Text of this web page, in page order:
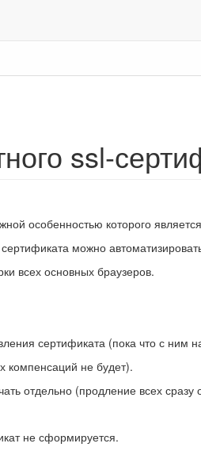
ssl-
особенностью которого
можно
всех основных браузеров.
сертификата (пока что с ним
компенсаций не будет).
отдельно (продление всех сразу
не сформируется.